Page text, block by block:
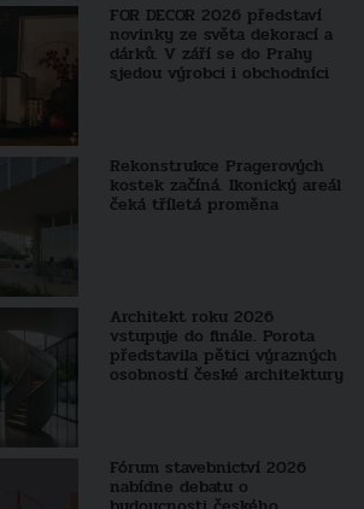
FOR DECOR 2026 představí
novinky ze světa dekorací a
dárků. V září se do Prahy
sjedou výrobci i obchodníci
Rekonstrukce Pragerových
kostek začíná. Ikonický areál
čeká tříletá proměna
Architekt roku 2026
vstupuje do finále. Porota
představila pětici výrazných
osobností české architektury
Fórum stavebnictví 2026
nabídne debatu o